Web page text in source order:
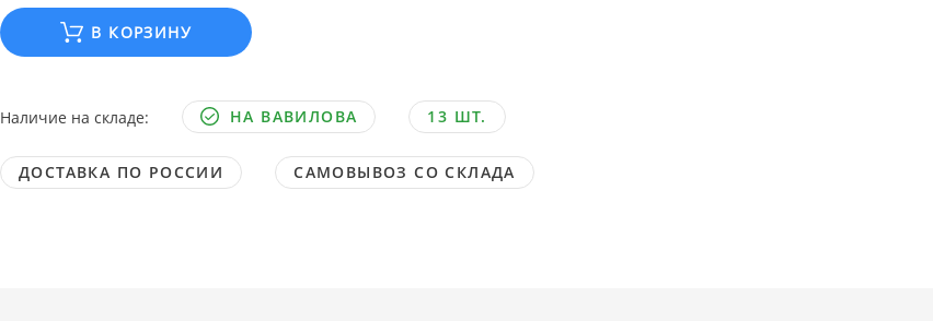
В КОРЗИНУ
Наличие на складе: НА ВАВИЛОВА 13 ШТ.
ДОСТАВКА ПО РОССИИ САМОВЫВОЗ СО СКЛАДА